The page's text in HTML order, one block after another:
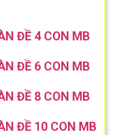
ĐỀ 4 CON MB
ĐỀ 6 CON MB
ĐỀ 8 CON MB
ĐỀ 10 CON MB